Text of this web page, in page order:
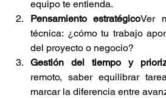
equipo te entienda.
Pensamiento estratégicoVer
técnica: ¿cómo tu trabajo
del proyecto o negocio?
Gestión del tiempo y
remoto, saber equilibrar
marcar la diferencia entre